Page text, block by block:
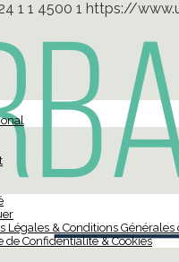
1 1 4500 1 https://
Légales & Conditions Générales
de Confidentialité & Cookies